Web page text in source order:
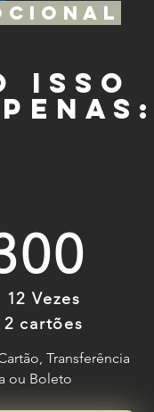
isso
Vezes
Transferência
ou Boleto
cartões